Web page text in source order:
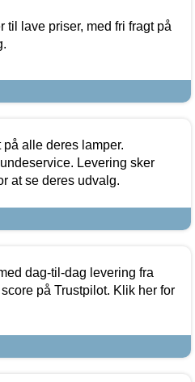
til lave priser, med fri fragt på
alle deres lamper.
Levering sker
at se deres udvalg.
dag-til-dag levering fra
på Trustpilot. Klik her for